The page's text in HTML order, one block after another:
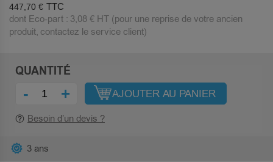
447,70 €
dont Eco-part : 3,08 € HT (pour une reprise de votre ancien
produit, contactez le service client)
QUANTITÉ
- + AJOUTER AU PANIER
Besoin d’un devis ?
3 ans